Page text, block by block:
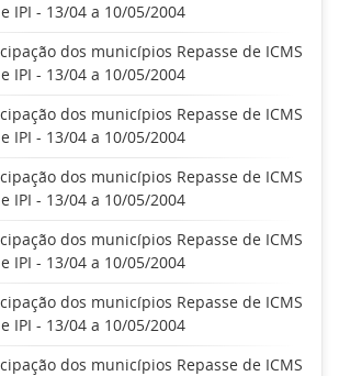
e IPI - 13/04 a 10/05/2004
dos municípios Repasse de ICMS
e IPI - 13/04 a 10/05/2004
dos municípios Repasse de ICMS
e IPI - 13/04 a 10/05/2004
dos municípios Repasse de ICMS
e IPI - 13/04 a 10/05/2004
dos municípios Repasse de ICMS
e IPI - 13/04 a 10/05/2004
dos municípios Repasse de ICMS
e IPI - 13/04 a 10/05/2004
dos municípios Repasse de ICMS